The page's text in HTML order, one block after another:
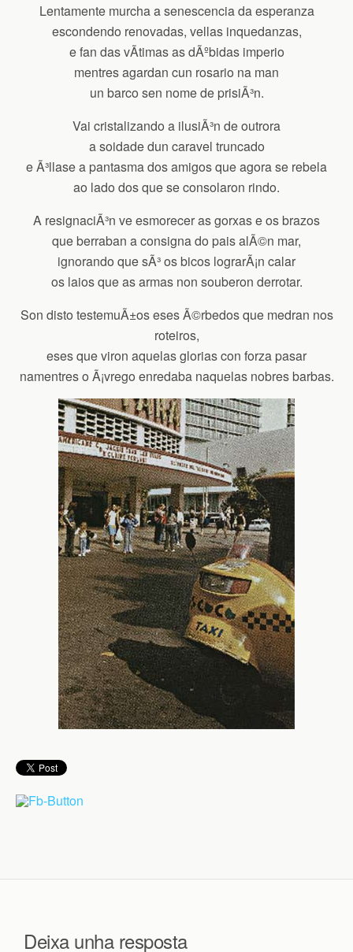
Lentamente murcha a senescencia da esperanza
escondendo renovadas, vellas inquedanzas,
e fan das vÃ­timas as dÃºbidas imperio
mentres agardan cun rosario na man
un barco sen nome de prisiÃ³n.
Vai cristalizando a ilusiÃ³n de outrora
a soidade dun caravel truncado
e Ã³llase a pantasma dos amigos que agora se rebela
ao lado dos que se consolaron rindo.
A resignaciÃ³n ve esmorecer as gorxas e os brazos
que berraban a consigna do pais alÃ©n mar,
ignorando que sÃ³ os bicos lograrÃ¡n calar
os laios que as armas non souberon derrotar.
Son disto testemuÃ±os eses Ã©rbedos que medran nos
roteiros,
eses que viron aquelas glorias con forza pasar
namentres o Ã¡vrego enredaba naquelas nobres barbas.
Deixa unha resposta